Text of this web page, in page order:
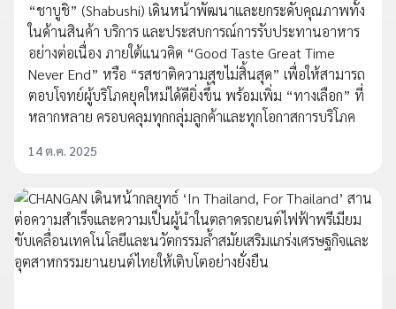
“ชาบูชิ” (Shabushi) เดินหน้าพัฒนาและยกระดับคุณภาพทั้ง
ในด้านสินค้า บริการ และประสบการณ์การรับประทานอาหาร
อย่างต่อเนื่อง ภายใต้แนวคิด “Good Taste Great Time
Never End” หรือ “รสชาติความสุขไม่สิ้นสุด” เพื่อให้สามารถ
ตอบโจทย์ผู้บริโภคยุคใหม่ได้ดียิ่งขึ้น พร้อมเพิ่ม “ทางเลือก” ที่
หลากหลาย ครอบคลุมทุกกลุ่มลูกค้าและทุกโอกาสการบริโภค
14 ต.ค. 2025